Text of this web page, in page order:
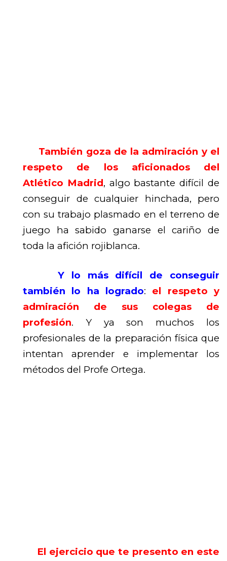
También goza de la admiración y el
respeto de los aficionados del
Atlético Madrid, algo bastante difícil de
conseguir de cualquier hinchada, pero
con su trabajo plasmado en el terreno de
juego ha sabido ganarse el cariño de
toda la afición rojiblanca.
Y lo más difícil de conseguir
también lo ha logrado: el respeto y
admiración de sus colegas de
profesión. Y ya son muchos los
profesionales de la preparación física que
intentan aprender e implementar los
métodos del Profe Ortega.
El ejercicio que te presento en este